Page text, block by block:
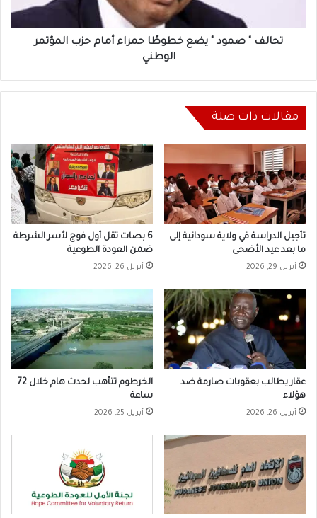
حزب
المؤتمرتحالف " صمود " يضع خطوطًا حمراء أمام حزب المؤتمر
الوطني
مقالات ذات صلة
تأجيل الدراسة في ولاية سودانية إلى
ما بعد عيد الأضحى
أبريل 29, 2026
6 بصات تقل أول فوج لأسر الشرطة
ضمن العودة الطوعية
أبريل 26, 2026
عقار يطالب بعقوبات صارمة ضد
هؤلاء
أبريل 26, 2026
الخرطوم تتأهب لحدث هام خلال 72
ساعة
أبريل 25, 2026